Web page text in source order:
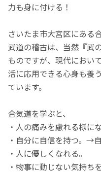
力も身に付ける！
さいたま市大宮区にある
武道の稽古は、当然『武
ものですが、現代におい
活に応用できる心身も養
ています。
合気道を学ぶと、
・人の痛みを慮れる様にな
・自分に自信を持つ。→
・人に優しくなれる。
・物事に動じない気持